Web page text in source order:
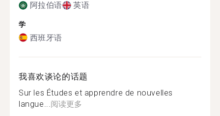
阿拉伯语 英语
学
西班牙语
我喜欢谈论的话题
Sur les Études et apprendre de nouvelles
langue... 阅读更多